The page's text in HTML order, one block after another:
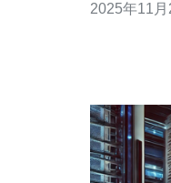
及时
南CN2 VPS
2025年11月